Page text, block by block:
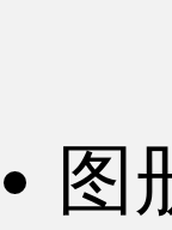
图